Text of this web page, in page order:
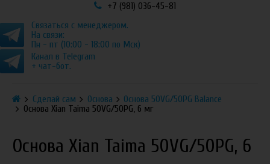
+7 (981) 036-45-81
Связаться с менеджером.
На связи:
Пн - пт (10:00 - 18:00 по Мск)
Канал в Telegram
+ чат-бот.
Сделай сам Основа
Основа 50VG/50PG Balance
Основа Xian Taima 50VG/50PG, 6 мг
Основа Xian Taima 50VG/50PG, 6